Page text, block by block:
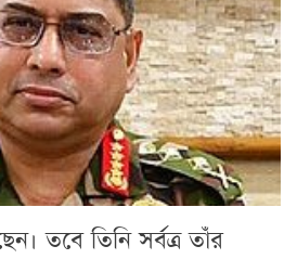
তবে তিনি সর্বত্র তাঁর